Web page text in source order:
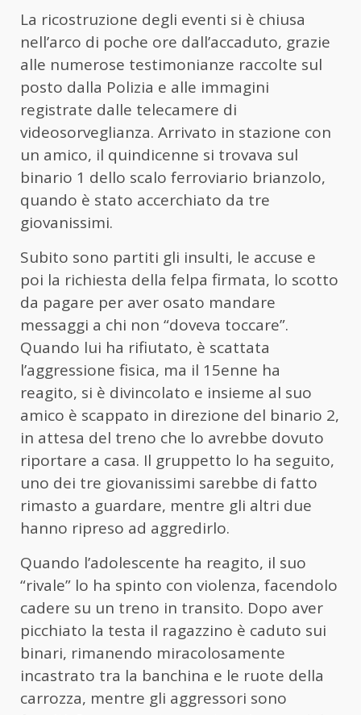
La ricostruzione degli eventi si è chiusa
nell’arco di poche ore dall’accaduto, grazie
alle numerose testimonianze raccolte sul
posto dalla Polizia e alle immagini
registrate dalle telecamere di
videosorveglianza. Arrivato in stazione con
un amico, il quindicenne si trovava sul
binario 1 dello scalo ferroviario brianzolo,
quando è stato accerchiato da tre
giovanissimi.
Subito sono partiti gli insulti, le accuse e
poi la richiesta della felpa firmata, lo scotto
da pagare per aver osato mandare
messaggi a chi non “doveva toccare”.
Quando lui ha rifiutato, è scattata
l’aggressione fisica, ma il 15enne ha
reagito, si è divincolato e insieme al suo
amico è scappato in direzione del binario 2,
in attesa del treno che lo avrebbe dovuto
riportare a casa. Il gruppetto lo ha seguito,
uno dei tre giovanissimi sarebbe di fatto
rimasto a guardare, mentre gli altri due
hanno ripreso ad aggredirlo.
Quando l’adolescente ha reagito, il suo
“rivale” lo ha spinto con violenza, facendolo
cadere su un treno in transito. Dopo aver
picchiato la testa il ragazzino è caduto sui
binari, rimanendo miracolosamente
incastrato tra la banchina e le ruote della
carrozza, mentre gli aggressori sono